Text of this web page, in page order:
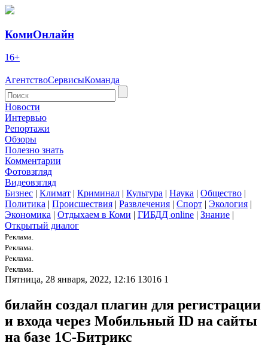
КомиОнлайн
16+
АгентствоСервисыКоманда
Новости
Интервью
Репортажи
Обзоры
Полезно знать
Комментарии
Фотовзгляд
Видеовзгляд
Бизнес | Климат | Криминал | Культура | Наука | Общество |
Политика | Происшествия | Развлечения | Спорт | Экология |
Экономика | Отдыхаем в Коми | ГИБДД online | Знание |
Открытый диалог
Реклама.
Реклама.
Реклама.
Реклама.
Пятница, 28 января, 2022, 12:16 13016 1
билайн создал плагин для регистрации
и входа через Мобильный ID на сайты
на базе 1С-Битрикс